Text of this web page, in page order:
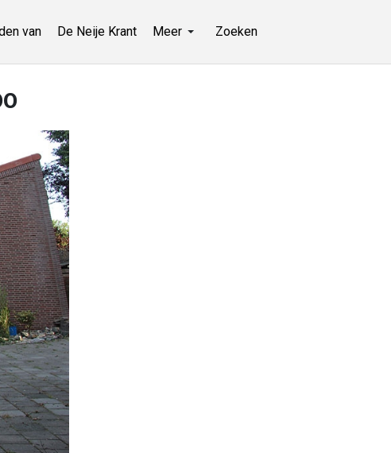
van De Neije Krant Meer Zoeken